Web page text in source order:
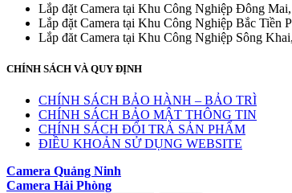
Lắp đặt Camera tại Khu Công Nghiệp Đông
Lắp đặt Camera tại Khu Công Nghiệp Bắc Tiền
Lắp đăt Camera tại Khu Công Nghiệp Sông
CHÍNH SÁCH VÀ QUY ĐỊNH
CHÍNH SÁCH BẢO HÀNH – BẢO TRÌ
CHÍNH SÁCH BẢO MẬT THÔNG TIN
CHÍNH SÁCH ĐỔI TRẢ SẢN PHẨM
ĐIỀU KHOẢN SỬ DỤNG WEBSITE
Camera Quảng Ninh
Camera Hải Phòng